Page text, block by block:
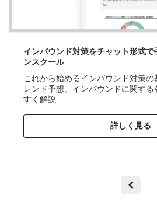
インバウンド対策をチャット形式で
ンスクール
これから始めるインバウンド対策の
レンド予想、インバウンドに関す
すく解説
詳しく見る